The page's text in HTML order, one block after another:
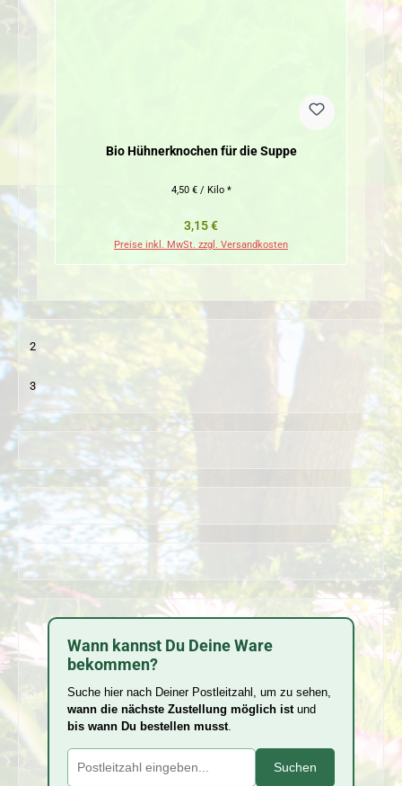
Bio Hühnerknochen für die Suppe
4,50 € / Kilo *
Regulärer Preis:
3,15 €
Preise inkl. MwSt. zzgl. Versandkosten
2
3
Wann kannst Du Deine Ware
bekommen?
Suche hier nach Deiner Postleitzahl, um zu sehen,
wann die nächste Zustellung möglich istund
bis wann Du bestellen musst.
Suchen